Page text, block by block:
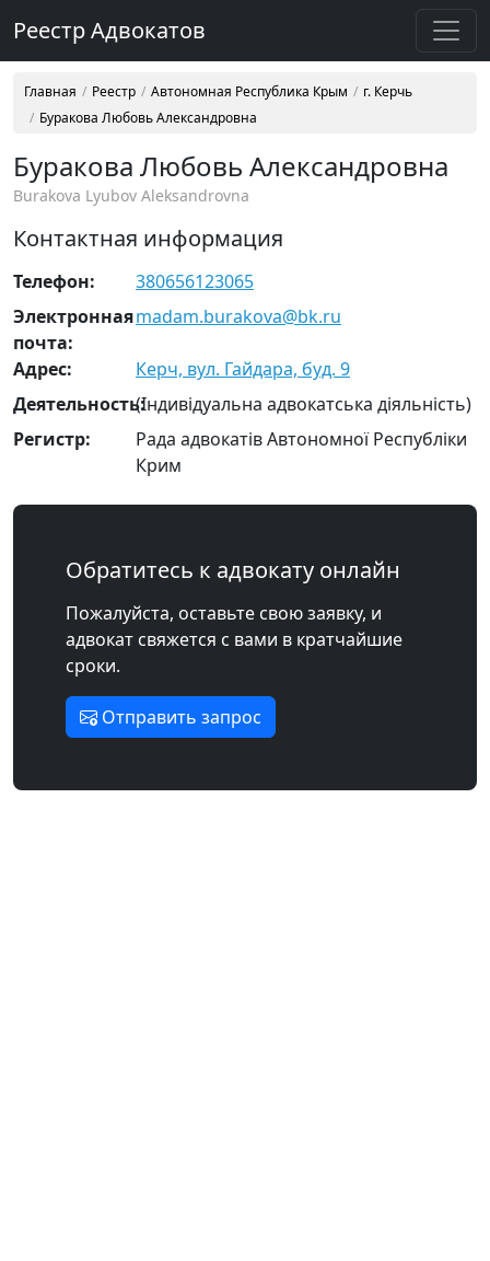
Реестр Адвокатов
Главная Реестр Автономная Республика Крым
г. Керчь
Буракова Любовь Александровна
Буракова Любовь Александровна
Burakova Lyubov Aleksandrovna
Контактная информация
Телефон:
380656123065
Электронная
почта:
madam.burakova@bk.ru
Адрес:
Керч, вул. Гайдара, буд. 9
Деятельность:(Індивідуальна адвокатська діяльність)
Регистр:
Рада адвокатів Автономної Республіки
Крим
Обратитесь к адвокату онлайн
Пожалуйста, оставьте свою заявку, и
адвокат свяжется с вами в кратчайшие
сроки.
Отправить запрос